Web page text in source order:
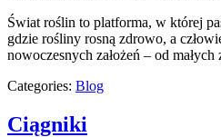
Świat roślin to platforma, w której
gdzie rośliny rosną zdrowo, a
nowoczesnych założeń – od
Categories: Blog
Ciągniki